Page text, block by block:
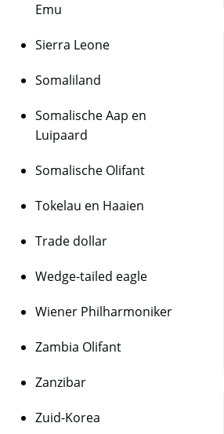
Emu
Sierra Leone
Somaliland
Somalische Aap en
Luipaard
Somalische Olifant
Tokelau en Haaien
Trade dollar
Wedge-tailed eagle
Wiener Philharmoniker
Zambia Olifant
Zanzibar
Zuid-Korea